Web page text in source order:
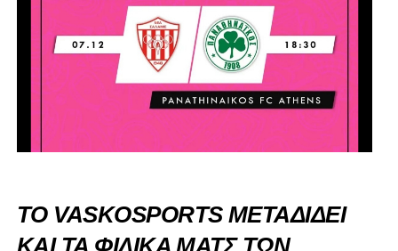
ΤΟ VASKOSPORTS ΜΕΤΑΔΙΔΕΙ
ΚΑΙ ΤΑ ΦΙΛΙΚΑ ΜΑΤΣ ΤΩΝ